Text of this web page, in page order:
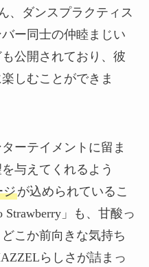
、ダンスプラクティス
ー同士の仲睦まじい
公開されており、彼
しむことができま
ーテイメントに留ま
与えてくれるよう
ジが込められているこ
」も、甘酸っ
こか前向きな気持ち
らしさが詰まっ